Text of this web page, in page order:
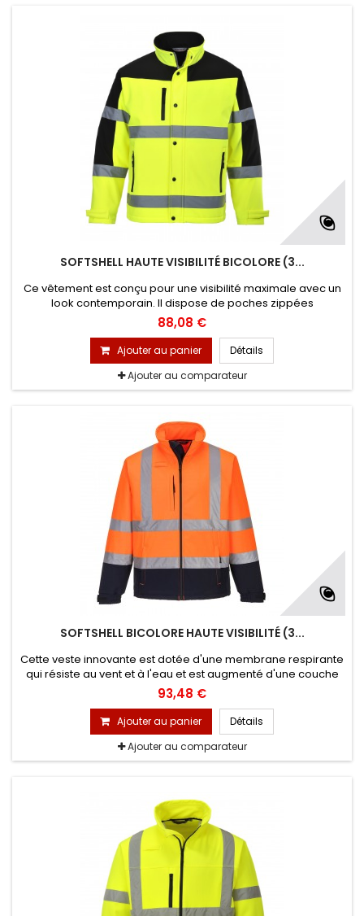
SOFTSHELL HAUTE VISIBILITÉ BICOLORE (3...
Ce vêtement est conçu pour une visibilité maximale avec un
look contemporain. Il dispose de poches zippées
imperméables et d'une fermeture sous rabat pour une
protection accrue. Léger, confortable et durable cette veste
est idéale pour tous les types d'environnements.
88,08 €
Ajouter au panier
Détails
Ajouter au comparateur
SOFTSHELL BICOLORE HAUTE VISIBILITÉ (3...
Cette veste innovante est dotée d'une membrane respirante
qui résiste au vent et à l'eau et est augmenté d'une couche
micro-polaire. Les bandes noires rendent ce modèle parfait
pour les environnements salissants où une protection Haute
visibilité est requise.
93,48 €
Ajouter au panier
Détails
Ajouter au comparateur